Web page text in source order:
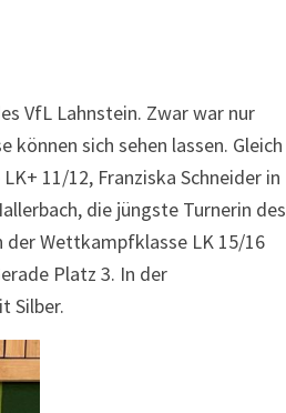
VfL Lahnstein. Zwar war nur
können sich sehen lassen. Gleich
11/12, Franziska Schneider in
die jüngste Turnerin des
Wettkampfklasse LK 15/16
Platz 3. In der
Silber.